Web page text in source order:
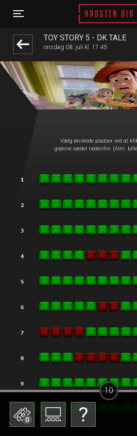
Toggle navigation
Hadsten Bio
TOY STORY 5 - DK TALE
onsdag 08. juli kl. 17:45
Vælg ønskede pladser ved at
grønne sæder nedenfor. (Alm.
0
10
front03-cc 105622